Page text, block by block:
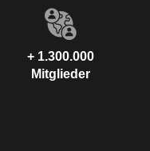
+ 1.300.000
Mitglieder